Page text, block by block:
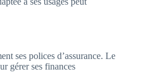
ses polices d’assurance. Le
gérer ses finances